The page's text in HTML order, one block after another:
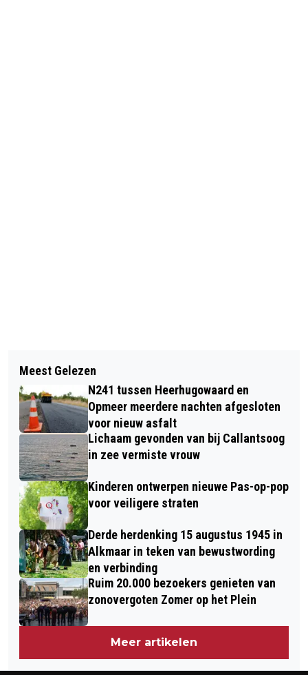
LIMMEN OP Z’N PAASBEST:
BLOEMENDAGEN VOEREN TALLOZE
BEZOEKERS LANGS BIJZONDERE
BLOEMMOZAÏEKEN
SWIEBERTJE, WIE IS ER NIET MEE
GROOTGEGROEID? NEDERLANDS
TROETELZWERVER VANDAAG 70
JAAR
Meest Gelezen
N241 tussen Heerhugowaard en
Opmeer meerdere nachten afgesloten
voor nieuw asfalt
Lichaam gevonden van bij Callantsoog
in zee vermiste vrouw
Kinderen ontwerpen nieuwe Pas-op-pop
voor veiligere straten
Derde herdenking 15 augustus 1945 in
Alkmaar in teken van bewustwording
en verbinding
Ruim 20.000 bezoekers genieten van
zonovergoten Zomer op het Plein
Meer artikelen